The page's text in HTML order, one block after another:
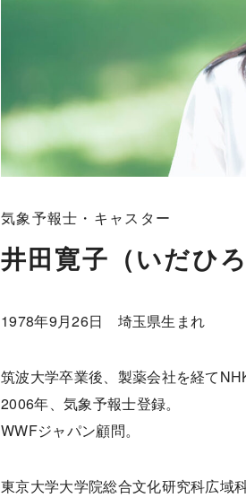
気象予報士・キャスター
井田寛子（いだひろ
1978年9月26日 埼玉県生まれ
筑波大学卒業後、製薬会社を経て
2006年、気象予報士登録。
WWFジャパン顧問。
東京大学大学院総合文化研究科広域